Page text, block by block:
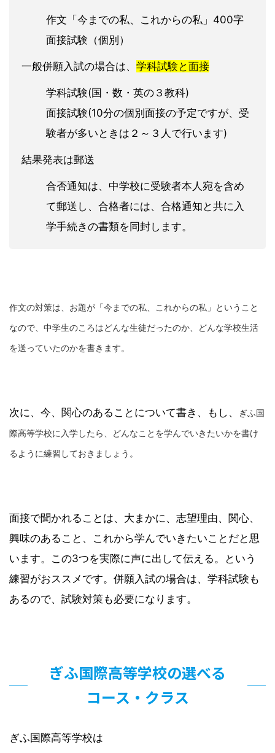
作文「今までの私、これからの私」400字
面接試験（個別）
一般併願入試の場合は、 学科試験と面接
学科試験(国・数・英の３教科)
面接試験(10分の個別面接の予定ですが、受
験者が多いときは２～３人で行います)
結果発表は郵送
合否通知は、中学校に受験者本人宛を含め
て郵送し、合格者には、合格通知と共に入
学手続きの書類を同封します。
作文の対策は、お題が「今までの私、これからの私」ということ
なので、中学生のころはどんな生徒だったのか、どんな学校生活
を送っていたのかを書きます。
次に、今、関心のあることについて書き、もし、
ぎふ国
際高等学校に入学したら、どんなことを学んでいきたいかを書け
るように練習しておきましょう。
面接で聞かれることは、大まかに、志望理由、関心、
興味のあること、これから学んでいきたいことだと思
います。この3つを実際に声に出して伝える。という
練習がおススメです。併願入試の場合は、学科試験も
あるので、試験対策も必要になります。
ぎふ国際高等学校の選べる
コース・クラス
ぎふ国際高等学校は